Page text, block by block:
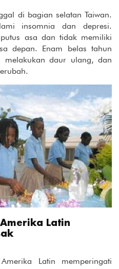
di bagian selatan Taiwan.
insomnia dan depresi.
asa dan tidak memiliki
depan. Enam belas tahun
daur ulang, dan
Latin
Latin memperingati